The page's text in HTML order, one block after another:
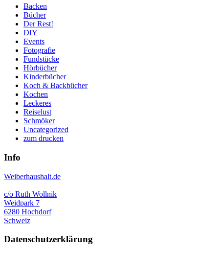
Backen
Bücher
Der Rest!
DIY
Events
Fotografie
Fundstücke
Hörbücher
Kinderbücher
Koch & Backbücher
Kochen
Leckeres
Reiselust
Schmöker
Uncategorized
zum drucken
Info
Weiberhaushalt.de
c/o Ruth Wollnik
Weidpark 7
6280 Hochdorf
Schweiz
Datenschutzerklärung